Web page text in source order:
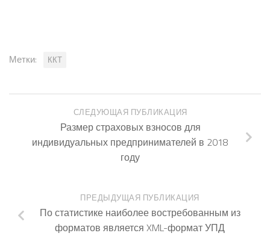
Метки: ККТ
СЛЕДУЮЩАЯ ПУБЛИКАЦИЯ
Размер страховых взносов для
индивидуальных предпринимателей в 2018
году
ПРЕДЫДУЩАЯ ПУБЛИКАЦИЯ
По статистике наиболее востребованным из
форматов является XML-формат УПД